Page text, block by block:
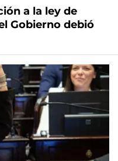
a la ley de
Gobierno debió